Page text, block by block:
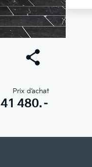
Prix d’achat
41 480.–